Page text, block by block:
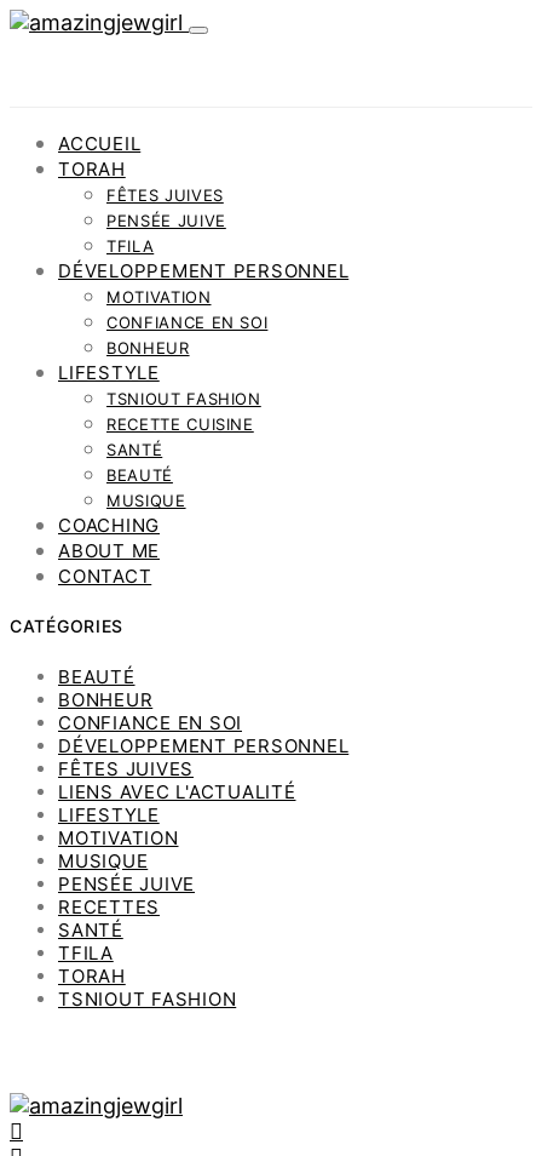
ACCUEIL
TORAH
FÊTES JUIVES
PENSÉE JUIVE
TFILA
DÉVELOPPEMENT PERSONNEL
MOTIVATION
CONFIANCE EN SOI
BONHEUR
LIFESTYLE
TSNIOUT FASHION
RECETTE CUISINE
SANTÉ
BEAUTÉ
MUSIQUE
COACHING
ABOUT ME
CONTACT
CATÉGORIES
BEAUTÉ
BONHEUR
CONFIANCE EN SOI
DÉVELOPPEMENT PERSONNEL
FÊTES JUIVES
LIENS AVEC L'ACTUALITÉ
LIFESTYLE
MOTIVATION
MUSIQUE
PENSÉE JUIVE
RECETTES
SANTÉ
TFILA
TORAH
TSNIOUT FASHION